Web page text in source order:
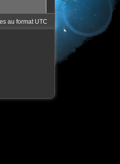
au format UTC